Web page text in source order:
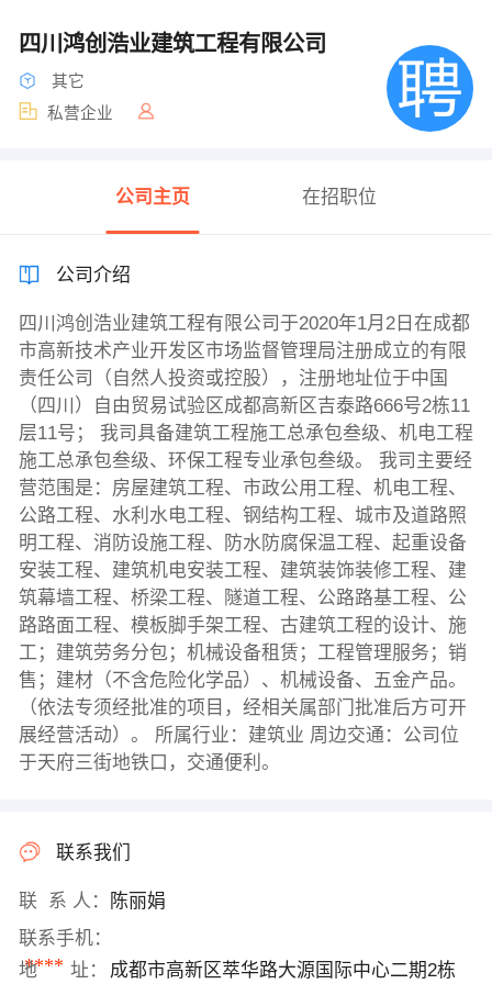
四川鸿创浩业建筑工程有限公司
其它
私营企业
公司主页 在招职位
公司介绍
四川鸿创浩业建筑工程有限公司于2020年1月2日在成都
市高新技术产业开发区市场监督管理局注册成立的有限
责任公司（自然人投资或控股），注册地址位于中国
（四川）自由贸易试验区成都高新区吉泰路666号2栋11
层11号； 我司具备建筑工程施工总承包叁级、机电工程
施工总承包叁级、环保工程专业承包叁级。 我司主要经
营范围是：房屋建筑工程、市政公用工程、机电工程、
公路工程、水利水电工程、钢结构工程、城市及道路照
明工程、消防设施工程、防水防腐保温工程、起重设备
安装工程、建筑机电安装工程、建筑装饰装修工程、建
筑幕墙工程、桥梁工程、隧道工程、公路路基工程、公
路路面工程、模板脚手架工程、古建筑工程的设计、施
工；建筑劳务分包；机械设备租赁；工程管理服务；销
售；建材（不含危险化学品）、机械设备、五金产品。
（依法专须经批准的项目，经相关属部门批准后方可开
展经营活动）。 所属行业：建筑业 周边交通：公司位
于天府三街地铁口，交通便利。
联系我们
联 系 人：
陈丽娟
联系手机：
****
地 址： 成都市高新区萃华路大源国际中心二期2栋